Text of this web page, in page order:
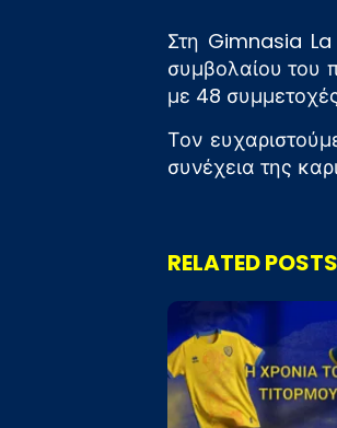
Στη Gimnasia La
συμβολαίου του
με 48
Τον
συνέχεια της
RELATED POSTS